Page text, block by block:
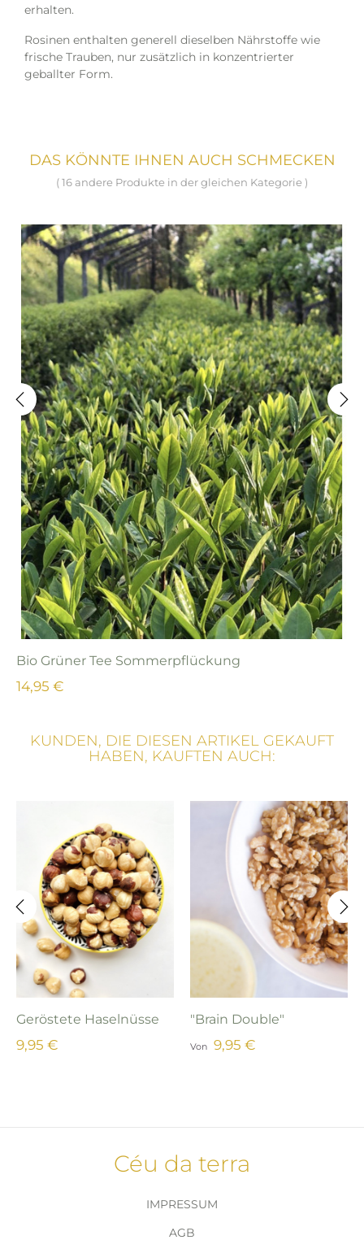
erhalten.
Rosinen enthalten generell dieselben Nährstoffe wie
frische Trauben, nur zusätzlich in konzentrierter
geballter Form.
DAS KÖNNTE IHNEN AUCH SCHMECKEN
( 16 andere Produkte in der gleichen Kategorie )
Bio Grüner Tee Sommerpflückung
14,95 €
‹
KUNDEN, DIE DIESEN ARTIKEL GEKAUFT
HABEN, KAUFTEN AUCH:
Geröstete Haselnüsse
9,95 €
"Brain Double"
Von 9,95 €
›
Céu da terra
IMPRESSUM
AGB